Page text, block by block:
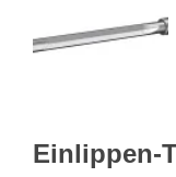
Suche
Einlippen-